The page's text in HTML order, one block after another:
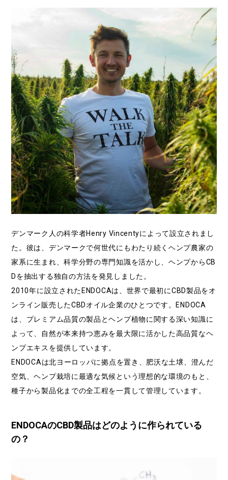
デンマーク人の科学者Henry Vincentyによって設立されまし
た。彼は、デンマークで何世代にもわたり続くヘンプ農家の
家系に生まれ、科学分野の専門知識を活かし、ヘンプからCB
Dを抽出する独自の方法を発見しました。
2010年に設立されたENDOCAは、世界で最初にCBD製品をオ
ンライン販売したCBDオイル企業のひとつです。ENDOCA
は、プレミアム品質の製品とヘンプ植物に関する深い知識に
よって、自然が本来持つ恵みを最大限に活かした高品質なヘ
ンプエキスを提供しています。
ENDOCAは北ヨーロッパに拠点を置き、肥沃な土壌、澄んだ
空気、ヘンプ栽培に最適な気候という理想的な環境のもと、
種子から製品化までの全工程を一貫して管理しています。
ENDOCAのCBD製品はどのように作られている
の？